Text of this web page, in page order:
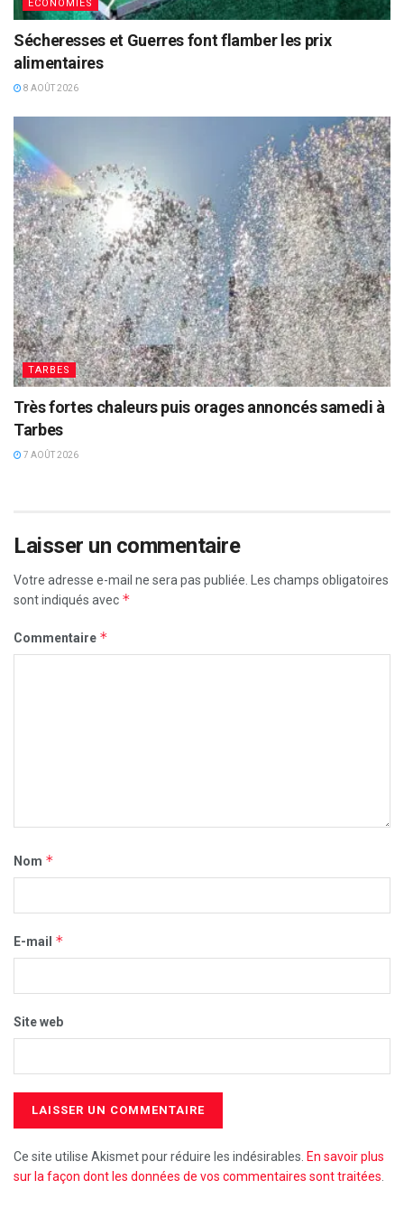
ECONOMIES
Sécheresses et Guerres font flamber les prix
alimentaires
8 AOÛT 2026
TARBES
Très fortes chaleurs puis orages annoncés samedi à
Tarbes
7 AOÛT 2026
Laisser un commentaire
Votre adresse e-mail ne sera pas publiée. Les champs obligatoires
sont indiqués avec *
Commentaire *
Nom *
E-mail *
Site web
Ce site utilise Akismet pour réduire les indésirables. En savoir plus
sur la façon dont les données de vos commentaires sont traitées.